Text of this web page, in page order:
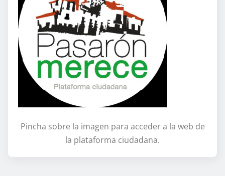
Pincha sobre la imagen para acceder a la web de
la plataforma ciudadana.